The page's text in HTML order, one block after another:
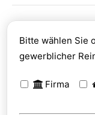
Bitte wählen Sie
gewerblicher
Firma